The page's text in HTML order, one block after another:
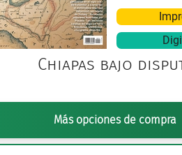
ANÓNIMA,ALFONSO REYES, CA.
Chiapas bajo
Más opciones de compra